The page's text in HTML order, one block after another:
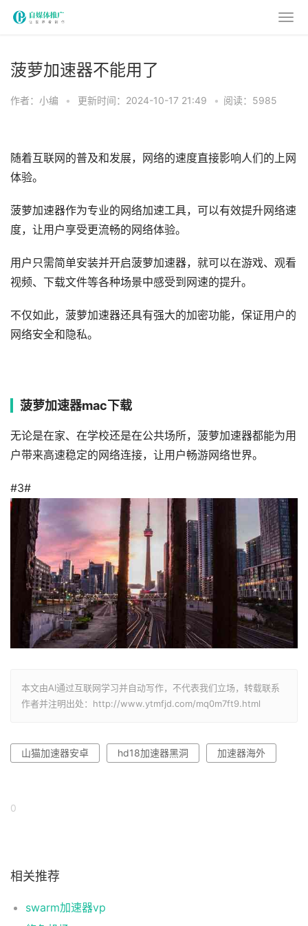
菠萝加速器不能用了
作者：小编 • 更新时间：2024-10-17 21:49 • 阅读：5985
随着互联网的普及和发展，网络的速度直接影响人们的上网
体验。
菠萝加速器作为专业的网络加速工具，可以有效提升网络速
度，让用户享受更流畅的网络体验。
用户只需简单安装并开启菠萝加速器，就可以在游戏、观看
视频、下载文件等各种场景中感受到网速的提升。
不仅如此，菠萝加速器还具有强大的加密功能，保证用户的
网络安全和隐私。
菠萝加速器mac下载
无论是在家、在学校还是在公共场所，菠萝加速器都能为用
户带来高速稳定的网络连接，让用户畅游网络世界。
#3#
本文由AI通过互联网学习并自动写作，不代表我们立场，转载联系
作者并注明出处：http://www.ytmfjd.com/mq0m7ft9.html
山猫加速器安卓 hd18加速器黑洞 加速器海外
0
相关推荐
swarm加速器vp